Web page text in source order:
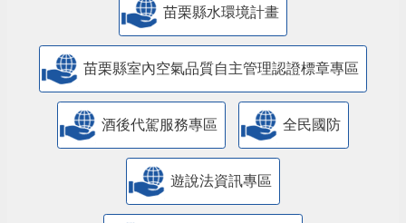
苗栗縣水環境計畫
苗栗縣室內空氣品質自主管理認證標章專區
酒後代駕服務專區 全民國防
遊說法資訊專區